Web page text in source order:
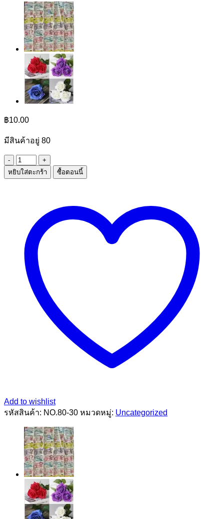
฿10.00
มีสินค้าอยู่ 80
จำนวน
กะละมัง
หยิบใส่ตะกร้า ซื้อตอนนี้
Add to wishlist
รหัสสินค้า: NO.80-30 หมวดหมู่: Uncategorized